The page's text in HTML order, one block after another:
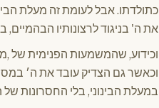
כתולדתו. אבל לעומת זה מעלת
את ה' בניגוד לרצונותיו
וכידוע, שהמשמעות הפנימית של
וכאשר גם הצדיק עובד את ה׳
במעלת הבינוני, בלי החסרונות של